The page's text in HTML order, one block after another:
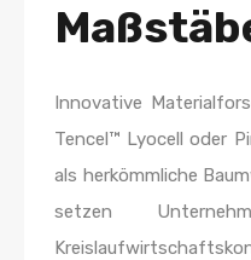
Innovative
Tencel™ Lyocell oder
als herkömmliche
setzen